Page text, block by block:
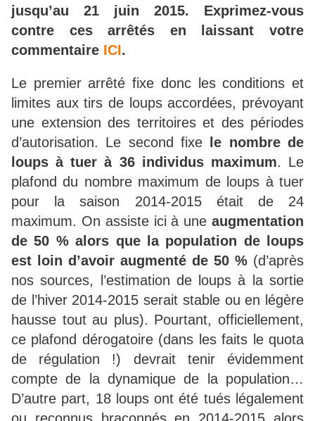
jusqu’au 21 juin 2015. Exprimez-vous
contre ces arrêtés en laissant votre
commentaire ICI.
Le premier arrêté fixe donc les conditions et
limites aux tirs de loups accordées, prévoyant
une extension des territoires et des périodes
d’autorisation. Le second fixe
le nombre de
loups à tuer à 36 individus maximum. Le
plafond du nombre maximum de loups à tuer
pour la saison 2014-2015 était de 24
maximum. On assiste ici à une augmentation
de 50 % alors que la population de loups
est loin d’avoir augmenté de 50 % (d’après
nos sources, l’estimation de loups à la sortie
de l’hiver 2014-2015 serait stable ou en légère
hausse tout au plus). Pourtant, officiellement,
ce plafond dérogatoire (dans les faits le quota
de régulation !) devrait tenir évidemment
compte de la dynamique de la population…
D’autre part, 18 loups ont été tués légalement